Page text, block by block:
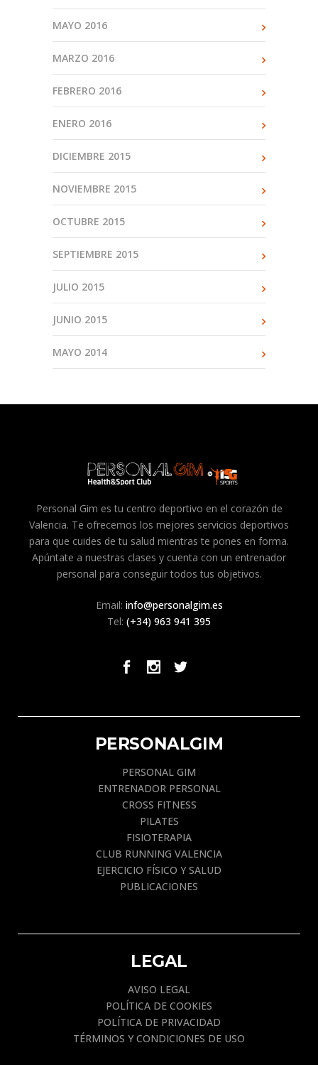
MAYO 2016
MARZO 2016
FEBRERO 2016
ENERO 2016
DICIEMBRE 2015
NOVIEMBRE 2015
OCTUBRE 2015
SEPTIEMBRE 2015
JULIO 2015
JUNIO 2015
MAYO 2014
Personal Gim es tu centro deportivo en el corazón de
Valencia. Te ofrecemos los mejores servicios deportivos
para que cuides de tu salud mientras te pones en forma.
Apúntate a nuestras clases y cuenta con un entrenador
personal para conseguir todos tus objetivos.
Email: info@personalgim.es
Tel: (+34) 963 941 395
PERSONALGIM
PERSONAL GIM
ENTRENADOR PERSONAL
CROSS FITNESS
PILATES
FISIOTERAPIA
CLUB RUNNING VALENCIA
EJERCICIO FÍSICO Y SALUD
PUBLICACIONES
LEGAL
AVISO LEGAL
POLÍTICA DE COOKIES
POLÍTICA DE PRIVACIDAD
TÉRMINOS Y CONDICIONES DE USO